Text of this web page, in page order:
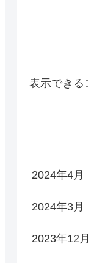
表示できる
2024年4月
2024年3月
2023年12月